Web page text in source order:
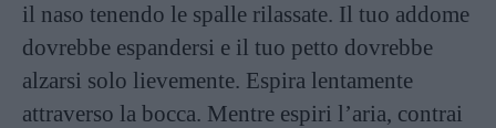
il naso tenendo le spalle rilassate. Il tuo addome
dovrebbe espandersi e il tuo petto dovrebbe
alzarsi solo lievemente. Espira lentamente
attraverso la bocca. Mentre espiri l’aria, contrai